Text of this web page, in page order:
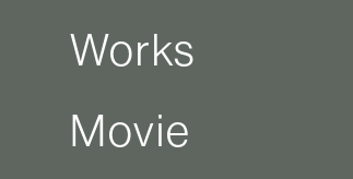
Works
Movie